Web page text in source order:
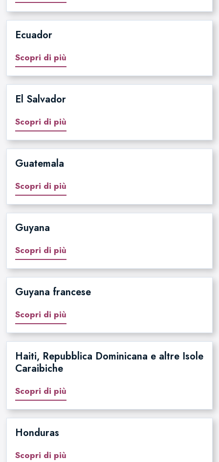
Ecuador
Scopri di più
El Salvador
Scopri di più
Guatemala
Scopri di più
Guyana
Scopri di più
Guyana francese
Scopri di più
Haiti, Repubblica Dominicana e altre Isole
Caraibiche
Scopri di più
Honduras
Scopri di più